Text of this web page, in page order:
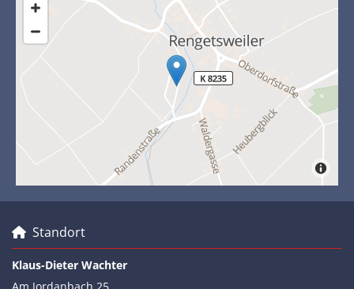
 Standort
Klaus-Dieter Wachter